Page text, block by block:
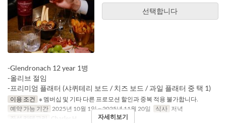
선택합니다
-Glendronach 12 year 1병
-올리브 절임
-프리미엄 플래터 (샤퀴테리 보드 / 치즈 보드 / 과일 플래터 중 택 1)
이용 조건 ※ 멤버십 및 기타 다른 프로모션 할인과 중복 적용 불가합니다.
예약 가능 기간 2025년 10월 1일 ~ 2025년 11월 20일 식사 저녁
좌석 카테고리
Charles H. 자세히보기